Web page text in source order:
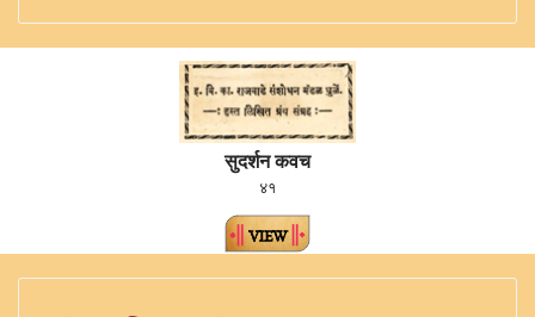
सुदर्शन कवच
४१